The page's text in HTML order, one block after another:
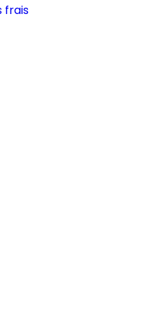
frais